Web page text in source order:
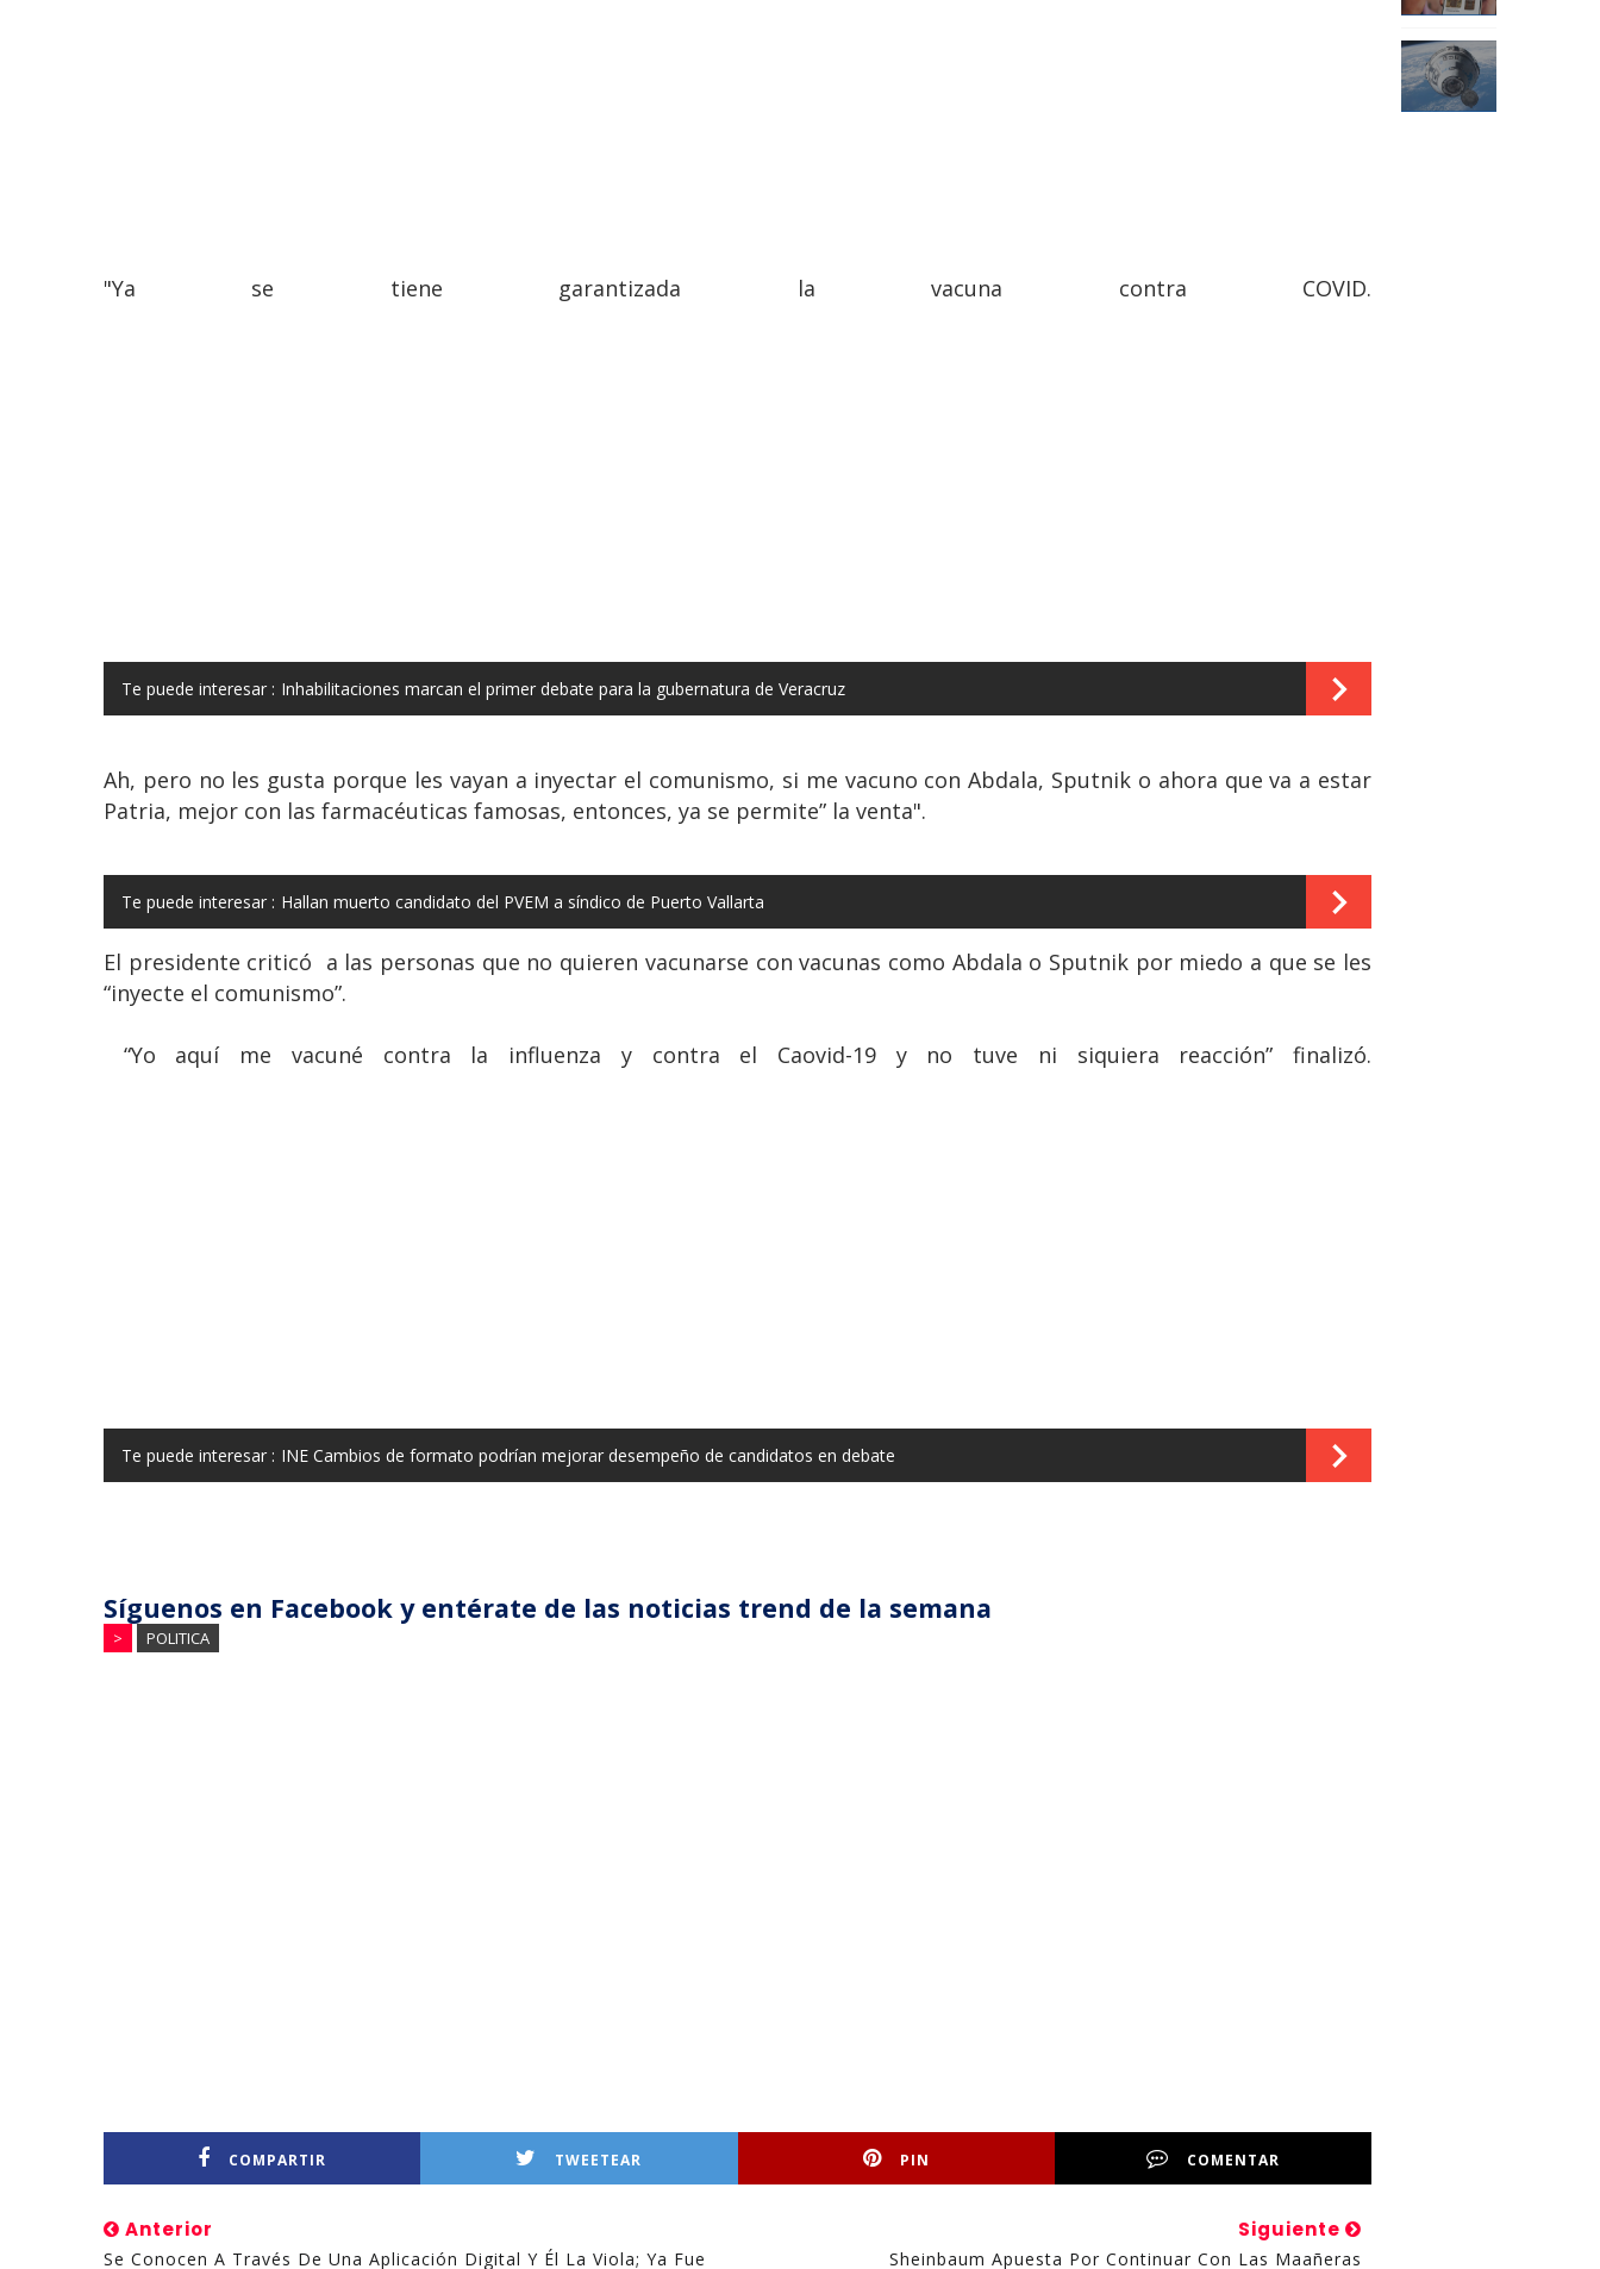
"Ya se tiene garantizada la vacuna contra COVID.
Te puede interesar : Inhabilitaciones marcan el primer debate para la gubernatura de Veracruz
Ah, pero no les gusta porque les vayan a inyectar el comunismo, si me vacuno con Abdala, Sputnik o ahora que va a estar
Patria, mejor con las farmacéuticas famosas, entonces, ya se permite” la venta".
Te puede interesar : Hallan muerto candidato del PVEM a síndico de Puerto Vallarta
El presidente criticó a las personas que no quieren vacunarse con vacunas como Abdala o Sputnik por miedo a que se les
“inyecte el comunismo”.
“Yo aquí me vacuné contra la influenza y contra el Caovid-19 y no tuve ni siquiera reacción” finalizó.
Te puede interesar : INE Cambios de formato podrían mejorar desempeño de candidatos en debate
Síguenos en Facebook y entérate de las noticias trend de la semana
> POLITICA
COMPARTIR TWEETEAR PIN COMENTAR
Anterior
Se Conocen A Través De Una Aplicación Digital Y Él La Viola; Ya Fue
Siguiente
Sheinbaum Apuesta Por Continuar Con Las Maañeras